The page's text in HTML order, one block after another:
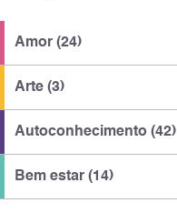
Amor (24)
Arte (3)
Autoconhecimento (42)
Bem estar (14)